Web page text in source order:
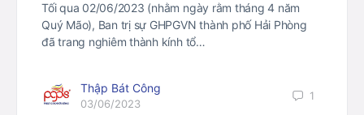
Tối qua 02/06/2023 (nhằm ngày rằm tháng 4 năm
Quý Mão), Ban trị sự GHPGVN thành phố Hải Phòng
đã trang nghiêm thành kính tổ…
Thập Bát Công
03/06/2023
1